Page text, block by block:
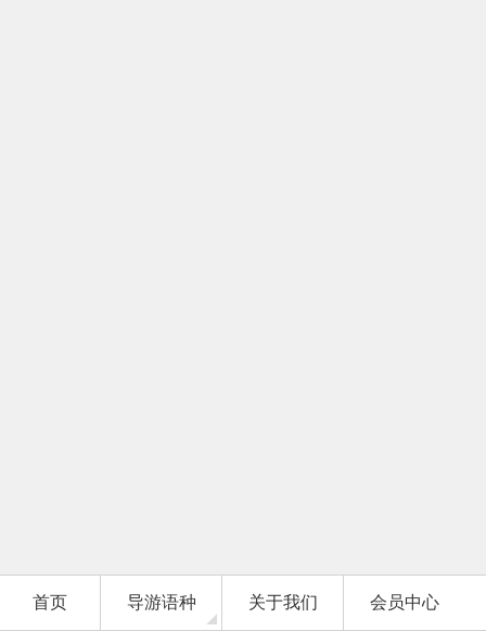
首页 导游语种 关于我们 会员中心